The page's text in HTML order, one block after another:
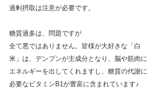
過剰摂取は注意が必要です。
糖質過多は、問題ですが
全て悪ではありません。皆様が大好きな「白
米」は、デンプンが主成分となり、脳や筋肉に
エネルギーを出してくれますし、糖質の代謝に
必要なビタミンB1が豊富に含まれています♪